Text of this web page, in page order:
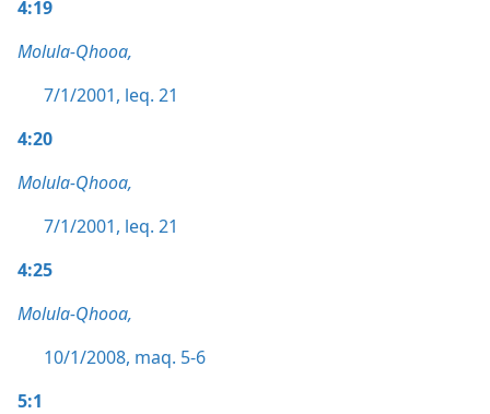
4:19
Molula-Qhooa,
7/1/2001, leq. 21
4:20
Molula-Qhooa,
7/1/2001, leq. 21
4:25
Molula-Qhooa,
10/1/2008, maq. 5-6
5:1